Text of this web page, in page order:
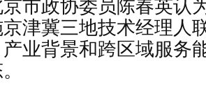
市政协委员陈春英认
津冀三地技术经理人
业背景和跨区域服务